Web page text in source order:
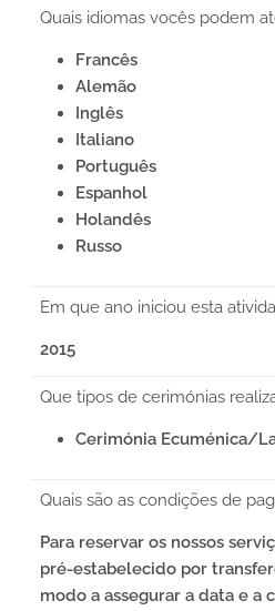
Quais idiomas vocês podem
Francês
Alemão
Inglês
Italiano
Português
Espanhol
Holandês
Russo
Em que ano iniciou esta
2015
Que tipos de cerimónias
Cerimónia Ecuménica/
Quais são as condições de
Para reservar os nossos
pré-estabelecido por
modo a assegurar a data e a